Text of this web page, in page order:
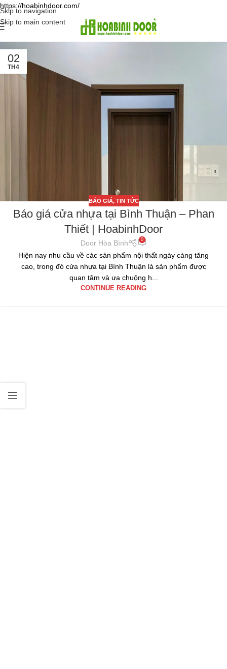
https://hoabinhdoor.com/
Skip to navigation
Skip to main content
02
TH4
BÁO GIÁ, TIN TỨC
Báo giá cửa nhựa tại Bình Thuận – Phan
Thiết | HoabinhDoor
Door Hòa Bình 0
Hiện nay nhu cầu về các sản phẩm nội thất ngày càng tăng
cao, trong đó cửa nhựa tại Bình Thuận là sản phẩm được
quan tâm và ưa chuộng h...
CONTINUE READING